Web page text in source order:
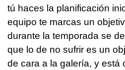
tú haces la planificación
equipo te marcas un
durante la temporada se
que lo de no sufrir es un
de cara a la galería, y está